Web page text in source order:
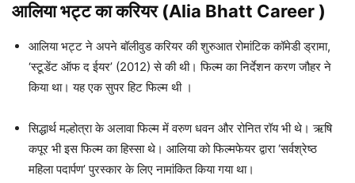
आलिया भट्टकाकरियर (Alia Bhatt Career )
आलिया भट्ट ने अपने बॉलीवुड करियर की शुरुआत रोमांटिक कॉमेडी ड्रामा,
‘स्टूडेंट ऑफ द ईयर’ (2012) से की थी। फिल्म का निर्देशन करण जौहर ने
किया था। यह एक सुपर हिट फिल्म थी ।
सिद्धार्थ मल्होत्रा ​​के अलावा फिल्म में वरुण धवन और रोनित रॉय भी थे। ऋषि
कपूर भी इस फिल्म का हिस्सा थे। आलिया को फिल्मफेयर द्वारा ‘सर्वश्रेष्ठ
महिला पदार्पण’ पुरस्कार के लिए नामांकित किया गया था।